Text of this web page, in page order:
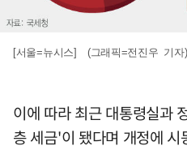
[서울=뉴시스] (그래픽=전진우 기
이에 따라 최근 대통령실과
층 세금'이 됐다며 개정에 시